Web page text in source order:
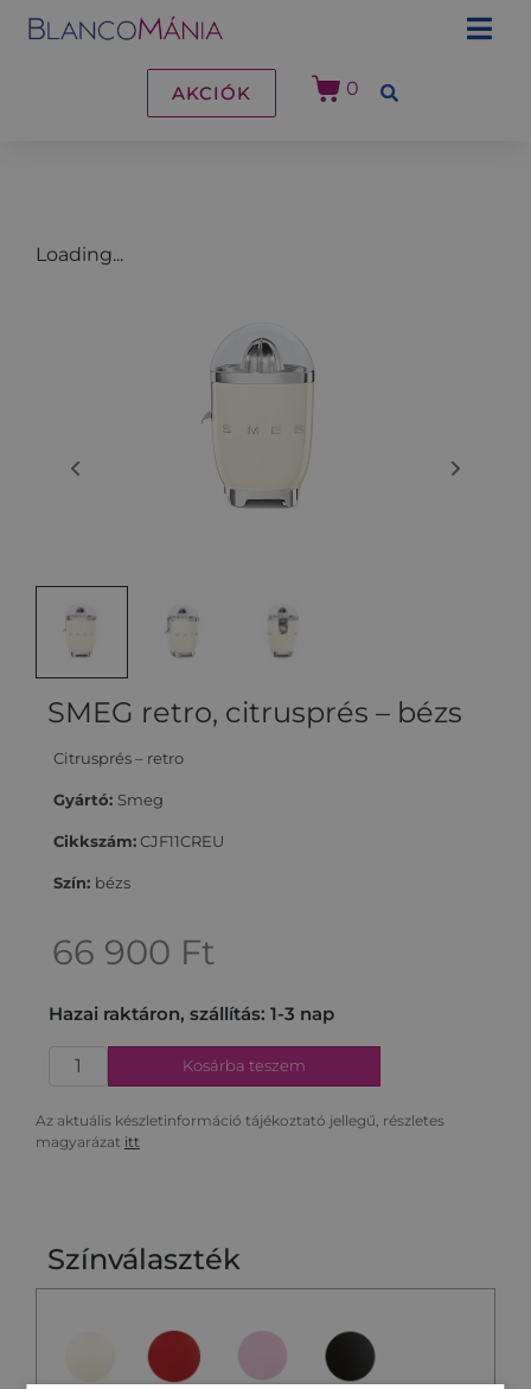
AKCIÓK 0
Loading...
SMEG retro, citrusprés – bézs
Citrusprés – retro
Gyártó: Smeg
Cikkszám:CJF11CREU
Szín: bézs
66 900 Ft
Hazai raktáron, szállítás: 1-3 nap
Kosárba teszem
Az aktuális készletinformáció tájékoztató jellegű, részletes
magyarázat itt
Színválaszték